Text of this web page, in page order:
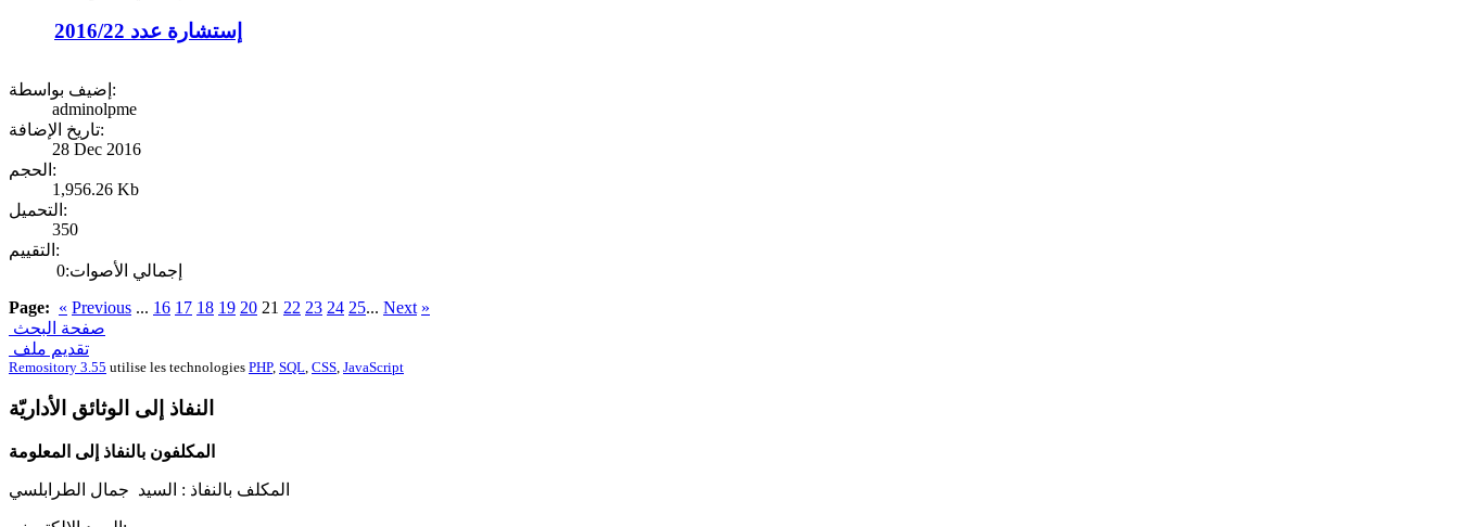
إستشارة عدد 2016/22
إضيف بواسطة:
adminolpme
تاريخ الإضافة:
28 Dec 2016
الحجم:
1,956.26 Kb
التحميل:
350
التقييم:
إجمالي الأصوات:0
Page: « Previous ... 16 17 18 19 20 21 22 23 24 25... Next »
صفحة البحث
تقديم ملف
Remository 3.55 utilise les technologies PHP, SQL, CSS, JavaScript
النفاذ إلى الوثائق الأداريّة
المكلفون بالنفاذ إلى المعلومة
المكلف بالنفاذ : السيد جمال الطرابلسي